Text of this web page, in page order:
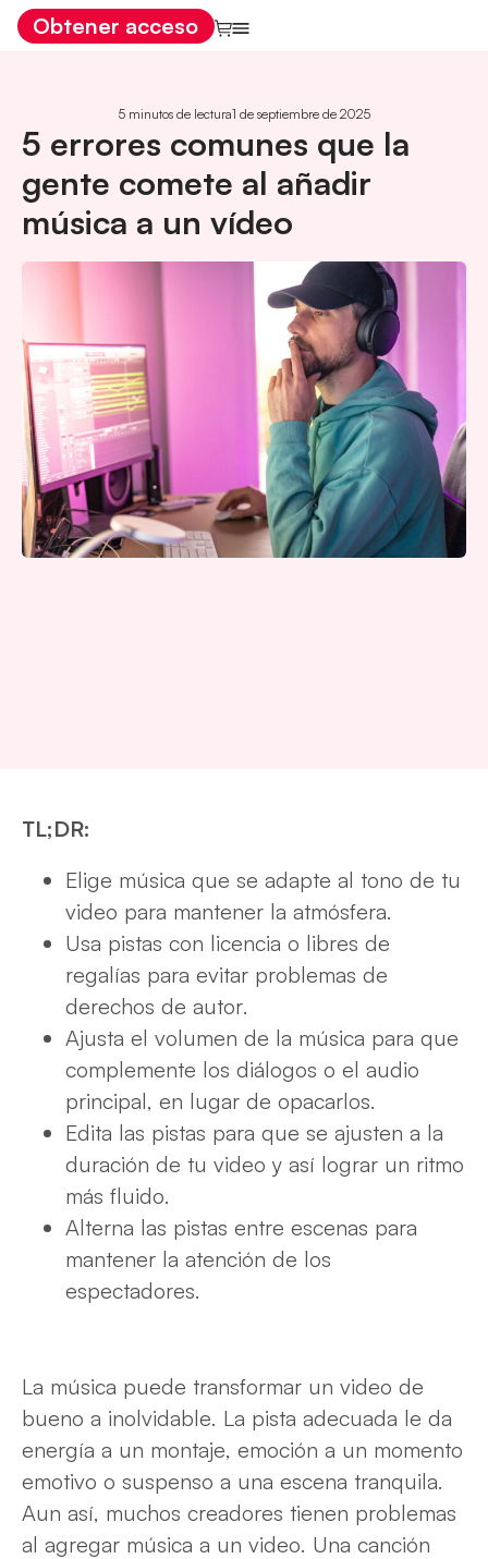
Obtener acceso
5 minutos de lectura1 de septiembre de 2025
5 errores comunes que la
gente comete al añadir
música a un vídeo
TL;DR:
Elige música que se adapte al tono de tu
video para mantener la atmósfera.
Usa pistas con licencia o libres de
regalías para evitar problemas de
derechos de autor.
Ajusta el volumen de la música para que
complemente los diálogos o el audio
principal, en lugar de opacarlos.
Edita las pistas para que se ajusten a la
duración de tu video y así lograr un ritmo
más fluido.
Alterna las pistas entre escenas para
mantener la atención de los
espectadores.
La música puede transformar un video de
bueno a inolvidable. La pista adecuada le da
energía a un montaje, emoción a un momento
emotivo o suspenso a una escena tranquila.
Aun así, muchos creadores tienen problemas
al agregar música a un video. Una canción